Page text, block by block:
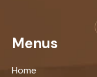
Menus
Home